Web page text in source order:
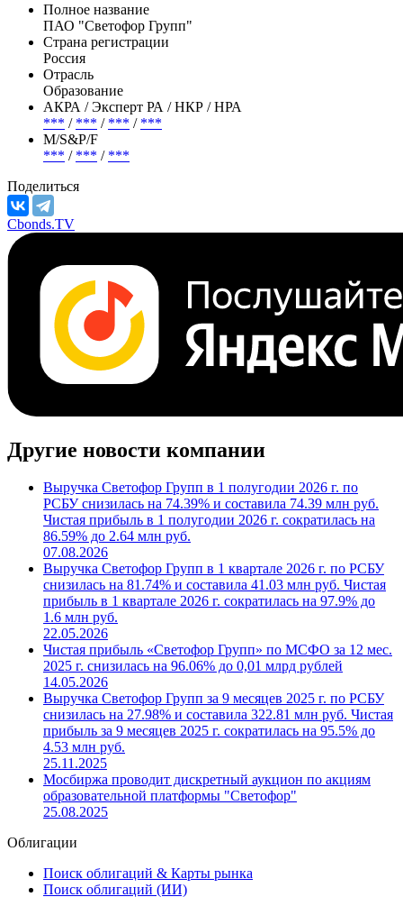
Полное название
ПАО "Светофор Групп"
Страна регистрации
Россия
Отрасль
Образование
АКРА / Эксперт РА / НКР / НРА
*** / *** / *** / ***
М/S&P/F
*** / *** / ***
Поделиться
Cbonds.TV
Другие новости компании
Выручка Светофор Групп в 1 полугодии 2026 г. по
РСБУ снизилась на 74.39% и составила 74.39 млн руб.
Чистая прибыль в 1 полугодии 2026 г. сократилась на
86.59% до 2.64 млн руб.
07.08.2026
Выручка Светофор Групп в 1 квартале 2026 г. по РСБУ
снизилась на 81.74% и составила 41.03 млн руб. Чистая
прибыль в 1 квартале 2026 г. сократилась на 97.9% до
1.6 млн руб.
22.05.2026
Чистая прибыль «Светофор Групп» по МСФО за 12 мес.
2025 г. снизилась на 96.06% до 0,01 млрд рублей
14.05.2026
Выручка Светофор Групп за 9 месяцев 2025 г. по РСБУ
снизилась на 27.98% и составила 322.81 млн руб. Чистая
прибыль за 9 месяцев 2025 г. сократилась на 95.5% до
4.53 млн руб.
25.11.2025
Мосбиржа проводит дискретный аукцион по акциям
образовательной платформы "Светофор"
25.08.2025
Облигации
Поиск облигаций & Карты рынка
Поиск облигаций (ИИ)